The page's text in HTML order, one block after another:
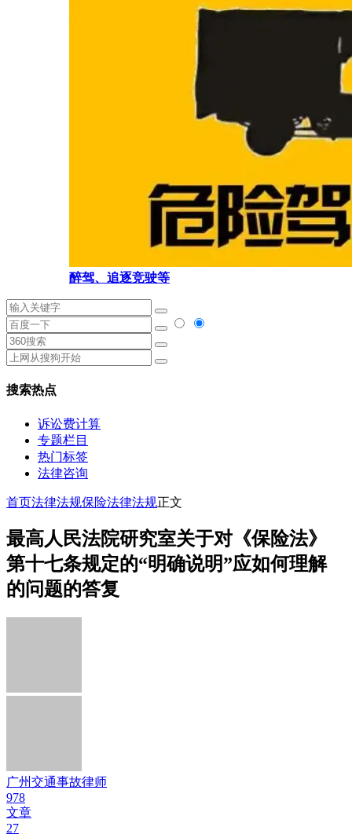
醉驾、追逐竞驶等
搜索热点
诉讼费计算
专题栏目
热门标签
法律咨询
首页法律法规保险法律法规正文
最高人民法院研究室关于对《保险法》
第十七条规定的“明确说明”应如何理解
的问题的答复
广州交通事故律师
978
文章
27